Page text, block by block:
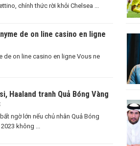
chính thức rời khỏi Chelsea ...
de on line casino en ligne
de on line casino en ligne Vous ne
Haaland tranh Quả Bóng Vàng
ngờ lớn nếu chủ nhân Quả Bóng
không ...